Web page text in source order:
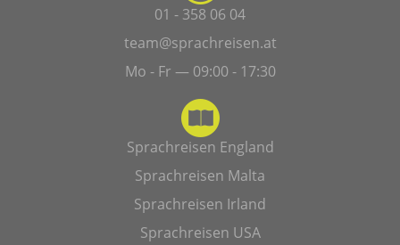
01 - 358 06 04
team@sprachreisen.at
Mo - Fr — 09:00 - 17:30
Sprachreisen England
Sprachreisen Malta
Sprachreisen Irland
Sprachreisen USA